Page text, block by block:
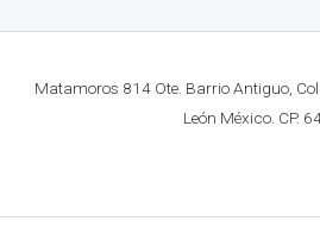
Matamoros 814 Ote. Barrio Antiguo,
León México. CP.